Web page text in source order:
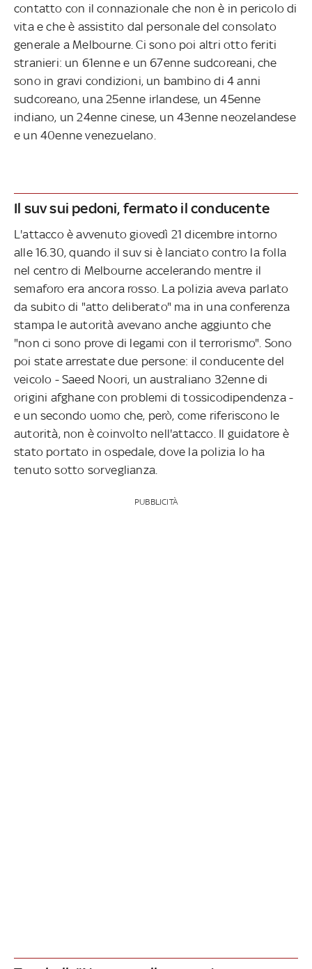
contatto con il connazionale che non è in pericolo di
vita e che è assistito dal personale del consolato
generale a Melbourne. Ci sono poi altri otto feriti
stranieri: un 61enne e un 67enne sudcoreani, che
sono in gravi condizioni, un bambino di 4 anni
sudcoreano, una 25enne irlandese, un 45enne
indiano, un 24enne cinese, un 43enne neozelandese
e un 40enne venezuelano.
Il suv sui pedoni, fermato il conducente
L'attacco è avvenuto giovedì 21 dicembre intorno
alle 16.30, quando il suv si è lanciato contro la folla
nel centro di Melbourne accelerando mentre il
semaforo era ancora rosso. La polizia aveva parlato
da subito di "atto deliberato" ma in una conferenza
stampa le autorità avevano anche aggiunto che
"non ci sono prove di legami con il terrorismo". Sono
poi state arrestate due persone: il conducente del
veicolo - Saeed Noori, un australiano 32enne di
origini afghane con problemi di tossicodipendenza -
e un secondo uomo che, però, come riferiscono le
autorità, non è coinvolto nell'attacco. Il guidatore è
stato portato in ospedale, dove la polizia lo ha
tenuto sotto sorveglianza.
PUBBLICITÀ